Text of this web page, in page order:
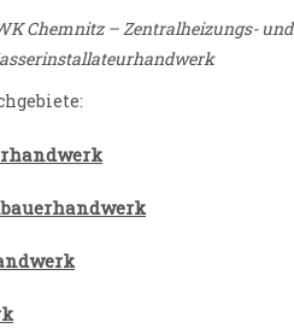
Chemnitz – Zentralheizungs- und